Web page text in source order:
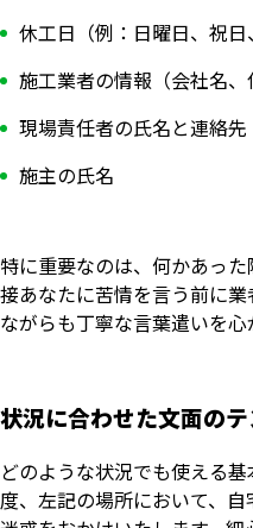
休工日（例：日曜日、祝日
施工業者の情報（会社名、
現場責任者の氏名と連絡先
施主の氏名
特に重要なのは、何かあっ
接あなたに苦情を言う前に
ながらも丁寧な言葉遣いを
状況に合わせた文面の
どのような状況でも使える
度、左記の場所において、